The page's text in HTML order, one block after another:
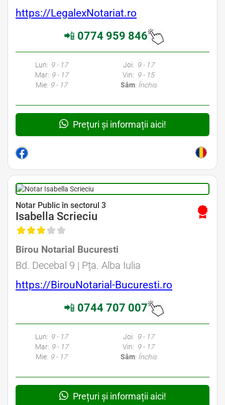
https://LegalexNotariat.ro
📲 0774 959 846
Avocati Bucuresti • Cabinete Avocatura Bucuresti • Avocati Specializati Bucuresti • Avocat Bun Bucuresti • Avocat Bucuresti • Bucuresti Avocat • Avocat
Lun: 9 - 17
Mar: 9 - 17
Mie: 9 - 17
Joi: 9 - 17
Vin: 9 - 15
Sâm: Închis
Prețuri și informații aici!
Notar Public în sectorul 3
Isabella Scrieciu
Birou Notarial Bucuresti
Bd. Decebal 9 | Pța. Alba Iulia
https://BirouNotarial-Bucuresti.ro
📲 0744 707 007
Avocati Bucuresti • Cabinete Avocatura Bucuresti • Avocati Specializati Bucuresti • Avocat Bun Bucuresti • Avocat Bucuresti • Bucuresti Avocat • Avocat
Lun: 9 - 17
Mar: 9 - 17
Mie: 9 - 17
Joi: 9 - 17
Vin: 9 - 17
Sâm: Închis
Prețuri și informații aici!